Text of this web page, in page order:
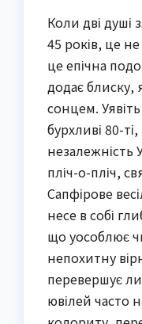
Коли дві душі
45 років, це
це епічна
додає блиску,
сонцем.
бурхливі 80-
незалежність
пліч-о-пліч,
Сапфірове
несе в собі
що уособлює
непохитну
перевершує
ювілей часто